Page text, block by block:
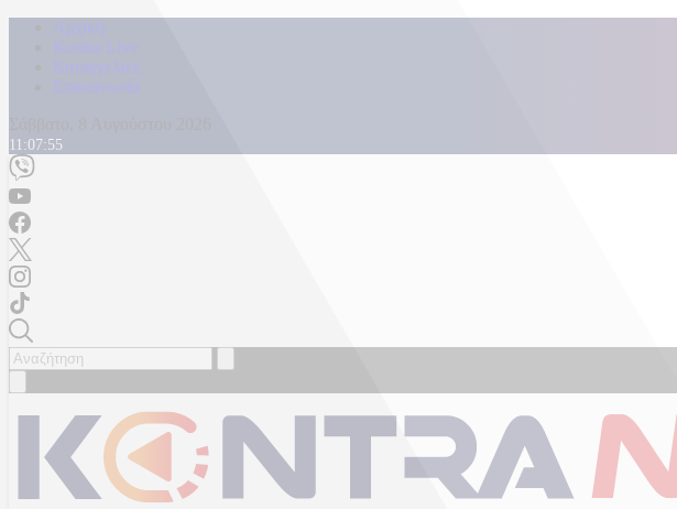
Αρχική
Kontra Live
Καταγγελίες
Επικοινωνία
11:07:57